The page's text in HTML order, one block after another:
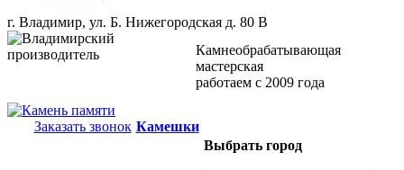
г. Владимир, ул. Б. Нижегородская д. 80 В
Камнеобрабатывающая
мастерская
работаем с 2009 года
Заказать звонок Камешки
Выбрать город